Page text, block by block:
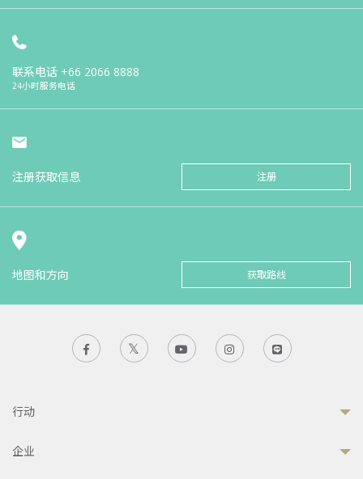
联系电话 +66 2066 8888
24小时服务电话
注册获取信息 注册
地图和方向 获取路线
行动
企业